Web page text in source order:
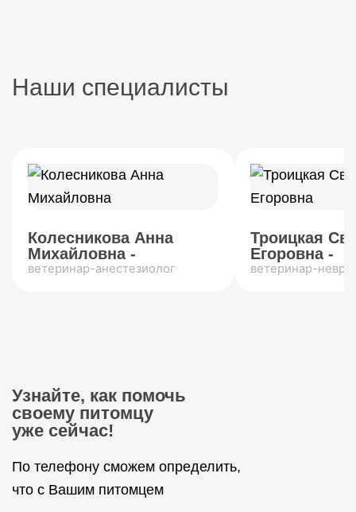
Наши специалисты
Колесникова Анна
Михайловна -
ветеринар-анестезиолог
Троицкая
Егоровна -
ветеринар-
Узнайте, как помочь
своему питомцу
уже сейчас!
По телефону сможем определить,
что с Вашим питомцем